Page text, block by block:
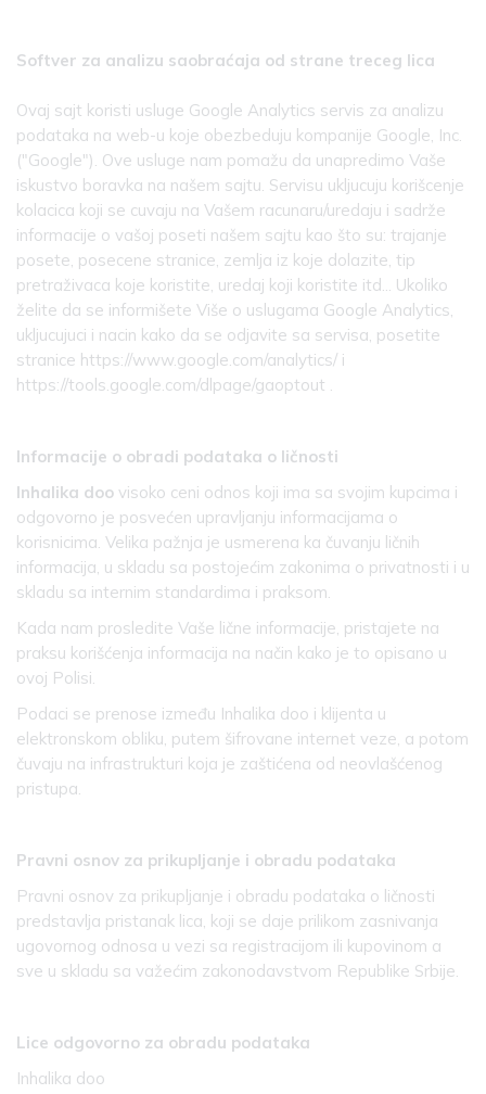
Softver za analizu saobraćaja od strane treceg lica
Ovaj sajt koristi usluge Google Analytics servis za analizu
podataka na web-u koje obezbeduju kompanije Google, Inc.
("Google"). Ove usluge nam pomažu da unapredimo Vaše
iskustvo boravka na našem sajtu. Servisu ukljucuju korišcenje
kolacica koji se cuvaju na Vašem racunaru/uredaju i sadrže
informacije o vašoj poseti našem sajtu kao što su: trajanje
posete, posecene stranice, zemlja iz koje dolazite, tip
pretraživaca koje koristite, uredaj koji koristite itd... Ukoliko
želite da se informišete Više o uslugama Google Analytics,
ukljucujuci i nacin kako da se odjavite sa servisa, posetite
stranice https://www.google.com/analytics/ i
https://tools.google.com/dlpage/gaoptout .
Informacije o obradi podataka o ličnosti
Inhalika doo visoko ceni odnos koji ima sa svojim kupcima i
odgovorno je posvećen upravljanju informacijama o
korisnicima. Velika pažnja je usmerena ka čuvanju ličnih
informacija, u skladu sa postojećim zakonima o privatnosti i u
skladu sa internim standardima i praksom.
Kada nam prosledite Vaše lične informacije, pristajete na
praksu korišćenja informacija na način kako je to opisano u
ovoj Polisi.
Podaci se prenose između Inhalika doo i klijenta u
elektronskom obliku, putem šifrovane internet veze, a potom
čuvaju na infrastrukturi koja je zaštićena od neovlašćenog
pristupa.
Pravni osnov za prikupljanje i obradu podataka
Pravni osnov za prikupljanje i obradu podataka o ličnosti
predstavlja pristanak lica, koji se daje prilikom zasnivanja
ugovornog odnosa u vezi sa registracijom ili kupovinom a
sve u skladu sa važećim zakonodavstvom Republike Srbije.
Lice odgovorno za obradu podataka
Inhalika doo